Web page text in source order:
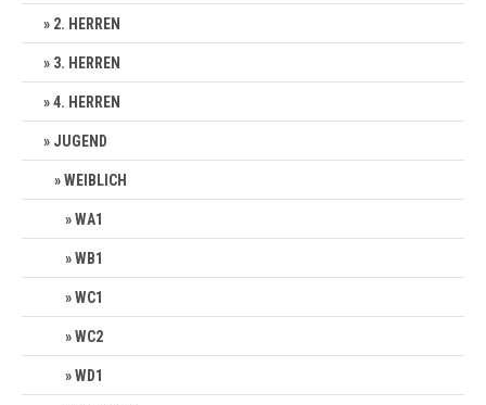
2. HERREN
3. HERREN
4. HERREN
JUGEND
WEIBLICH
WA1
WB1
WC1
WC2
WD1